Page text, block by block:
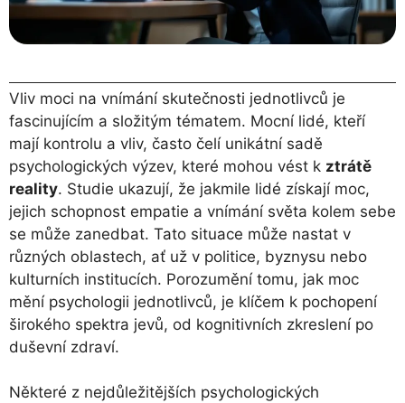
Vliv moci na vnímání skutečnosti jednotlivců je
fascinujícím a složitým tématem. Mocní lidé, kteří
mají kontrolu a vliv, často čelí unikátní sadě
psychologických výzev, které mohou vést k ztrátě
reality. Studie ukazují, že jakmile lidé získají moc,
jejich schopnost empatie a vnímání světa kolem sebe
se může zanedbat. Tato situace může nastat v
různých oblastech, ať už v politice, byznysu nebo
kulturních institucích. Porozumění tomu, jak moc
mění psychologii jednotlivců, je klíčem k pochopení
širokého spektra jevů, od kognitivních zkreslení po
duševní zdraví.
Některé z nejdůležitějších psychologických